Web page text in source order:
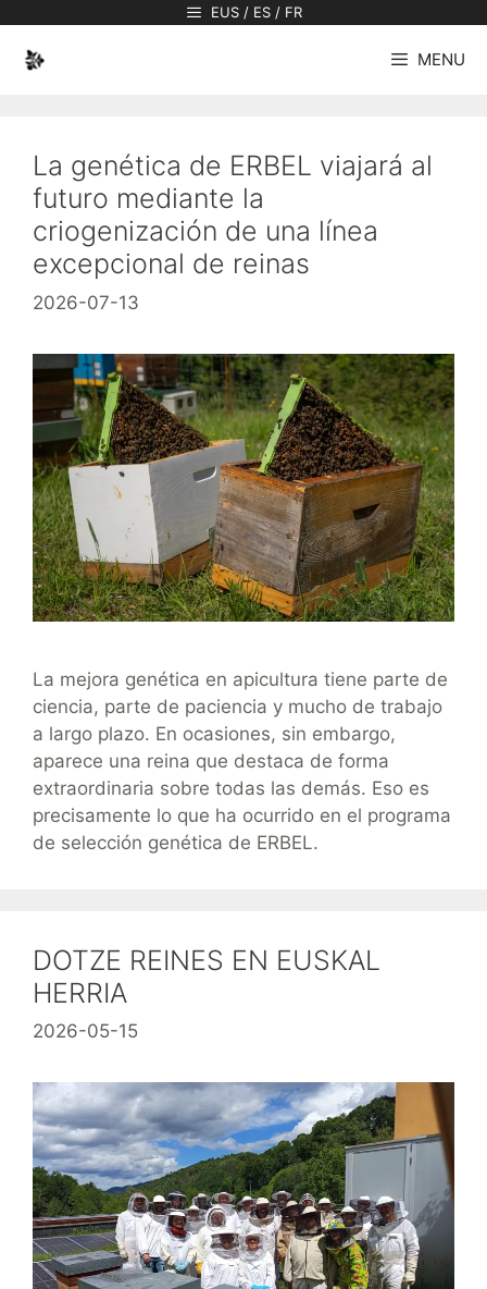
contenido
EUS / ES / FR
MENU
La genética de ERBEL viajará al
futuro mediante la
criogenización de una línea
excepcional de reinas
2026-07-13
La mejora genética en apicultura tiene parte de
ciencia, parte de paciencia y mucho de trabajo
a largo plazo. En ocasiones, sin embargo,
aparece una reina que destaca de forma
extraordinaria sobre todas las demás. Eso es
precisamente lo que ha ocurrido en el programa
de selección genética de ERBEL.
DOTZE REINES EN EUSKAL
HERRIA
2026-05-15